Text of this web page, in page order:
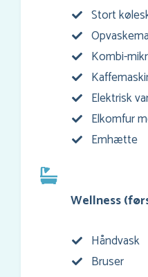
Stort
Kombi-
Elektrisk
Elkomfur
Emhætte
Wellness
Håndvask
Bruser